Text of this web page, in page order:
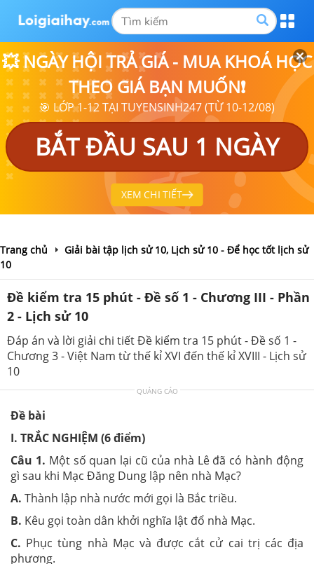
💥 NGÀY HỘI TRẢ GIÁ - MUA KHOÁ HỌC
THEO GIÁ BẠN MUỐN❗
🎯 LỚP 1-12 TẠI TUYENSINH247 (TỪ 10-12/08)
BẮT ĐẦU SAU 1 NGÀY
XEM CHI TIẾT
Trang chủ
Giải bài tập lịch sử 10, Lịch sử 10 - Để học tốt lịch sử
10
Đề kiểm tra 15 phút - Đề số 1 - Chương III - Phần
2 - Lịch sử 10
Đáp án và lời giải chi tiết Đề kiểm tra 15 phút - Đề số 1 -
Chương 3 - Việt Nam từ thế kỉ XVI đến thế kỉ XVIII - Lịch sử
10
QUẢNG CÁO
Đề bài
I. TRẮC NGHIỆM (6 điểm)
Câu 1. Một số quan lại cũ của nhà Lê đã có hành động
gì sau khi Mạc Đăng Dung lập nên nhà Mạc?
A. Thành lập nhà nước mới gọi là Bắc triều.
B. Kêu gọi toàn dân khởi nghĩa lật đổ nhà Mạc.
C. Phục tùng nhà Mạc và được cắt cử cai trị các địa
phương.